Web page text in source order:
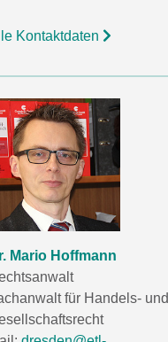
Kontaktdaten
Mario Hoffmann
für Handels- und